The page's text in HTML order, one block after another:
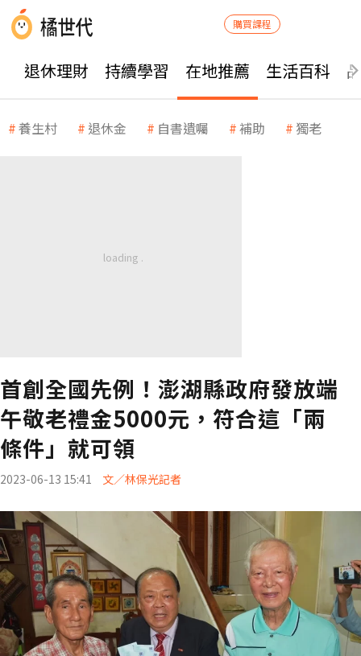
購買課程
退休理財 持續學習 在地推薦 生活百科
養生村 退休金 自書遺囑 補助 獨老
首創全國先例！澎湖縣政府發放端
午敬老禮金5000元，符合這「兩
條件」就可領
2023-06-13 15:41 文／林保光記者